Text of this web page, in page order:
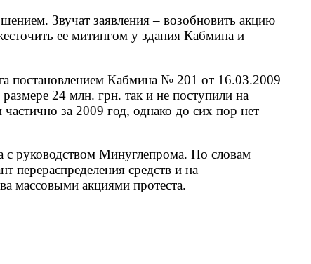
Звучат заявления – возобновить акцию
ее митингом у здания Кабмина и
постановлением Кабмина № 201 от 16.03.2009
24 млн. грн. так и не поступили на
за 2009 год, однако до сих пор нет
с руководством Минуглепрома. По словам
перераспределения средств и на
массовыми акциями протеста.